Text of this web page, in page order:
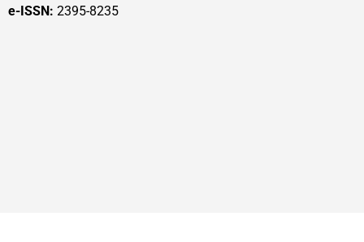
e-ISSN: 2395-8235